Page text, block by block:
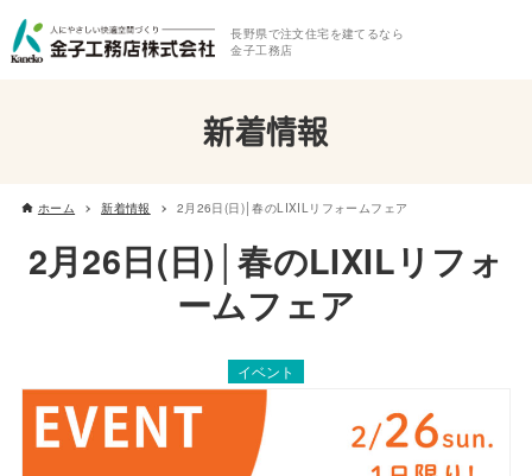
長野県で注文住宅を建てるなら
金子工務店
新着情報
ホーム 新着情報 2月26日(日)│春のLIXILリフォームフェア
2月26日(日)│春のLIXILリフォ
ームフェア
イベント